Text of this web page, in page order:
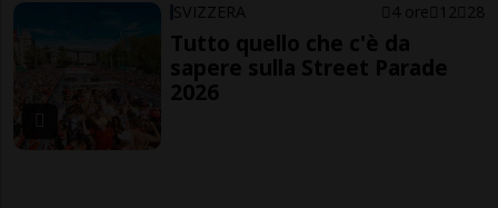
SVIZZERA 4 ore 12 28
Tutto quello che c'è da
sapere sulla Street Parade
2026